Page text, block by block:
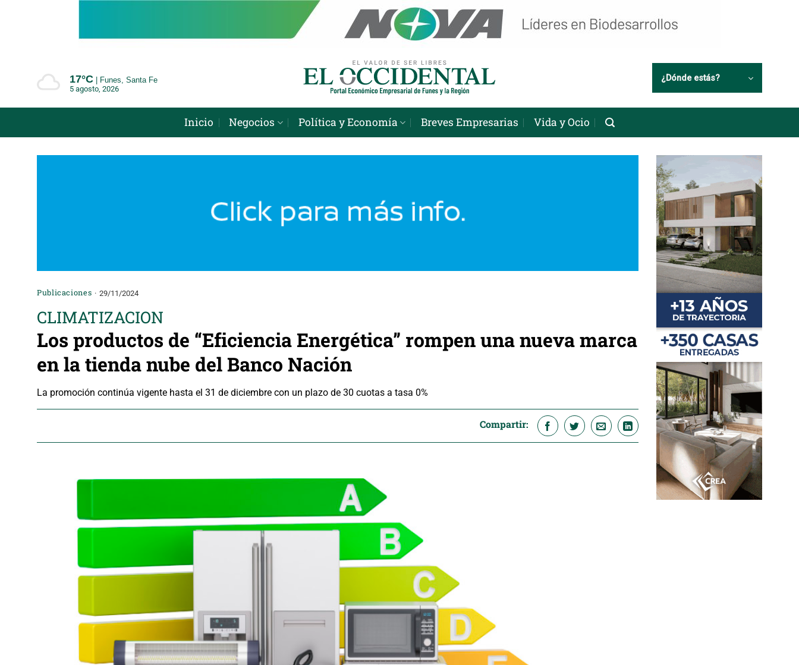
17°C
Funes, Santa Fe
5 agosto, 2026
¿Dónde estás?
Inicio Negocios Política y Economía Breves Empresarias Vida y Ocio
Publicaciones 29/11/2024
CLIMATIZACION
Los productos de “Eficiencia Energética” rompen una nueva marca
en la tienda nube del Banco Nación
La promoción continúa vigente hasta el 31 de diciembre con un plazo de 30 cuotas a tasa 0%
Compartir: